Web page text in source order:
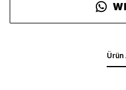
Ürün